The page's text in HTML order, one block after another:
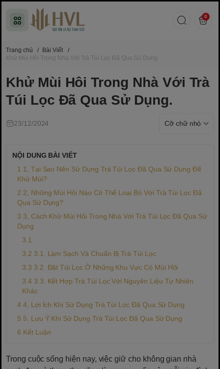
0
Trang chủ / Bài Viết
/
Khử Mùi Hôi Trong Nhà Với Trà Túi Lọc Đã Qua Sử Dụng.
Khử Mùi Hôi Trong Nhà Với Trà
Túi Lọc Đã Qua Sử Dụng.
23/12/2024
NỘI DUNG BÀI VIẾT
1, Tại Sao Nên Sử Dụng Trà Túi Lọc Đã Qua Sử Dụng Để
Khử Mùi?
2, Những Mùi Hôi Nào Có Thể Loại Bỏ Với Trà Túi Lọc Đã
Qua Sử Dụng?
3, Cách Khử Mùi Hôi Trong Nhà Với Trà Túi Lọc Đã Qua Sử
Dụng
3.1. Làm Sạch Và Chuẩn Bị Trà Túi Lọc
3.2. Đặt Túi Lọc Ở Những Khu Vực Có Mùi Hôi
3.3. Kết Hợp Trà Túi Lọc Với Nguyên Liệu Tự Nhiên
Khác
4, Lợi Ích Khi Sử Dụng Trà Túi Lọc Đã Qua Sử Dụng
5, Lưu Ý Khi Sử Dụng Trà Túi Lọc Đã Qua Sử Dụng
Kết Luận
Trong cuộc sống hiện nay, việc giữ cho không gian nhà